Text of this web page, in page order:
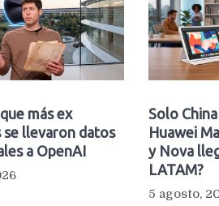
más ex
se llevaron datos
a OpenAI
Solo
Huawei
y Nova
LATAM?
5 agosto,